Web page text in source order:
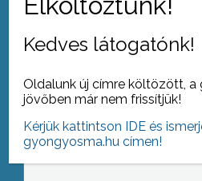
Európát ünnepelték a
Kedves látogatónk!
Oldalunk új címre költözött,
jövőben már nem frissítjük!
Kérjük kattintson IDE és
gyongyosma.hu címen!